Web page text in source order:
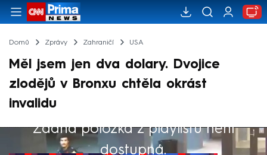
Domů Zprávy Zahraničí USA
Měl jsem jen dva dolary. Dvojice
zlodějů v Bronxu chtěla okrást
invalidu
Žádná položka z playlistu není
dostupná.
Výběr redakce